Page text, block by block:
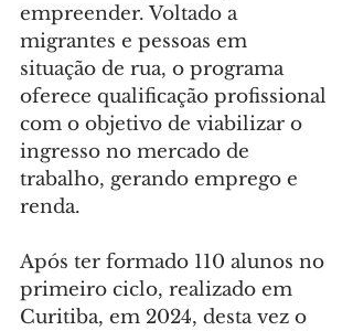
empreender. Voltado a
migrantes e pessoas em
situação de rua, o programa
oferece qualificação profissional
com o objetivo de viabilizar o
ingresso no mercado de
trabalho, gerando emprego e
renda.
Após ter formado 110 alunos no
primeiro ciclo, realizado em
Curitiba, em 2024, desta vez o